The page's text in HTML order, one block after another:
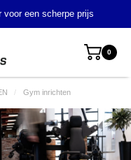
voor een scherpe prijs
0
/ Gym inrichten